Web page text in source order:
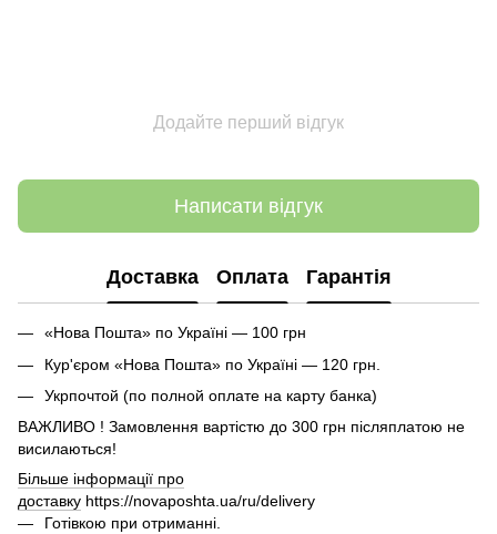
Додайте перший відгук
Написати відгук
Доставка Оплата Гарантія
«Нова Пошта» по Україні — 100 грн
Кур'єром «Нова Пошта» по Україні — 120 грн.
Укрпочтой (по полной оплате на карту банка)
ВАЖЛИВО ! Замовлення вартістю до 300 грн післяплатою не
висилаються!
Більше інформації про
доставку https://novaposhta.ua/ru/delivery
Готівкою при отриманні.